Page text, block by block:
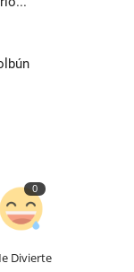
0
Divierte